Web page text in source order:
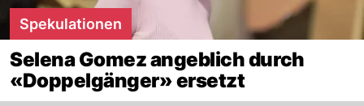
Spekulationen
Selena Gomez angeblich durch
«Doppelgänger» ersetzt